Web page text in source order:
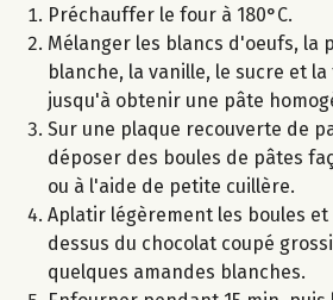
Préchauffer le four à 180°C.
Mélanger les blancs d'oeufs, la
blanche, la vanille, le sucre et
jusqu'à obtenir une pâte
Sur une plaque recouverte de
déposer des boules de pâtes
ou à l'aide de petite cuillère.
Aplatir légèrement les boules
dessus du chocolat coupé
quelques amandes blanches.